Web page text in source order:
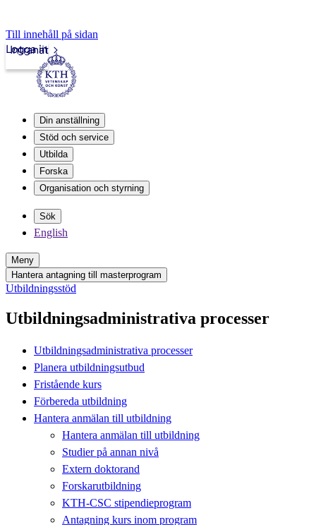
Till innehåll på sidan
Intranät
Logga in
Din anställning
Stöd och service
Utbilda
Forska
Organisation och styrning
Sök
English
Meny
Hantera antagning till masterprogram
Utbildningsstöd
Utbildningsadministrativa processer
Utbildningsadministrativa processer
Planera utbildningsutbud
Fristående kurs
Förbereda utbildning
Hantera anmälan till utbildning
Hantera anmälan till utbildning
Studier på annan nivå
Extern doktorand
Forskarutbildning
KTH-CSC stipendieprogram
Antagning kurs inom program